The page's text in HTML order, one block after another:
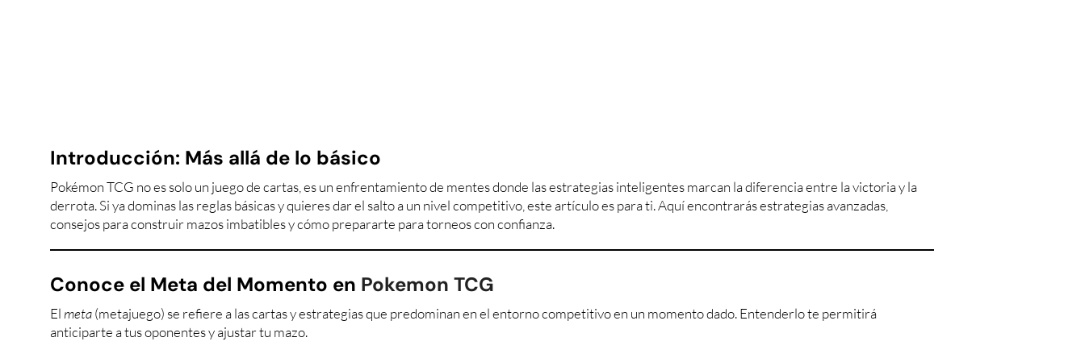
Introducción: Más allá de lo básico
Pokémon TCG no es solo un juego de cartas, es un enfrentamiento de mentes donde las estrategias inteligentes marcan la diferencia entre la victoria y la
derrota. Si ya dominas las reglas básicas y quieres dar el salto a un nivel competitivo, este artículo es para ti. Aquí encontrarás estrategias avanzadas,
consejos para construir mazos imbatibles y cómo prepararte para torneos con confianza.
Conoce el Meta del Momento en Pokemon TCG
El meta(metajuego) se refiere a las cartas y estrategias que predominan en el entorno competitivo en un momento dado. Entenderlo te permitirá
anticiparte a tus oponentes y ajustar tu mazo.